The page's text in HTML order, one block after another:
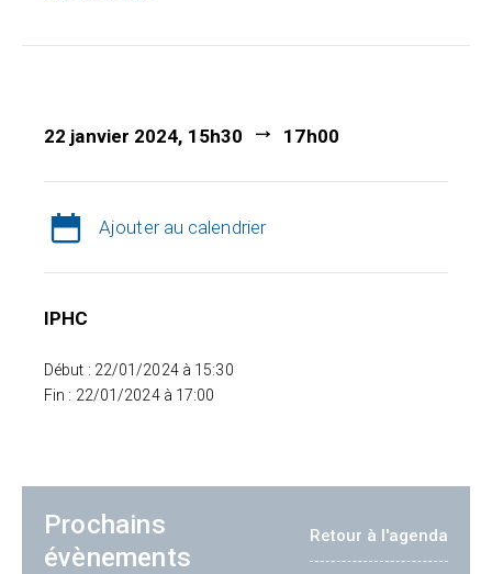
22 janvier 2024, 15h30 17h00
Ajouter au calendrier
IPHC
Début : 22/01/2024 à 15:30
Fin : 22/01/2024 à 17:00
Prochains
évènements
Retour à l'agenda